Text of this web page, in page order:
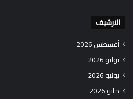
الارشيف
أغسطس 2026
يوليو 2026
يونيو 2026
مايو 2026